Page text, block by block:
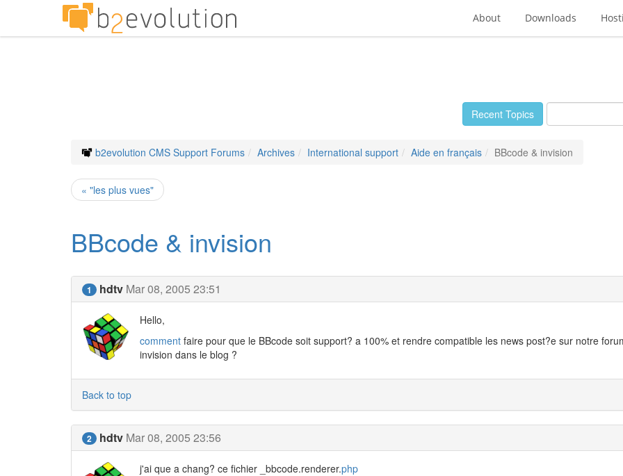
About Downloads
Recent Topics
b2evolution CMS Support Forums Archives International support Aide en français BBcode & invision
« "les plus vues"
BBcode & invision
1 hdtv Mar 08, 2005 23:51
Hello,
commentfaire pour que le BBcode soit support? a 100% et rendre compatible les news post?e sur notre
invision dans le blog ?
Back to top
2 hdtv Mar 08, 2005 23:56
j'ai que a chang? ce fichier _bbcode.renderer.php